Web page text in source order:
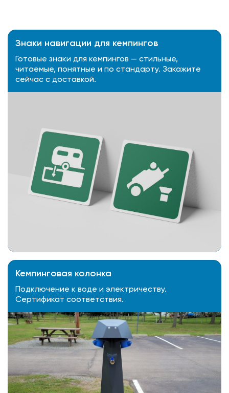
Знаки навигации для кемпингов
Готовые знаки для кемпингов — стильные,
читаемые, понятные и по стандарту. Закажите
сейчас с доставкой.
Кемпинговая колонка
Подключение к воде и электричеству.
Сертификат соответствия.